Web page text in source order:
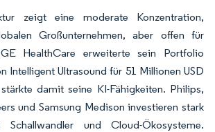
zeigt eine moderate Konzentration,
Großunternehmen, aber offen für
GE HealthCare erweiterte sein Portfolio
Intelligent Ultrasound für 51 Millionen USD
damit seine KI-Fähigkeiten. Philips,
und Samsung Medison investieren stark
und Cloud-Ökosysteme.